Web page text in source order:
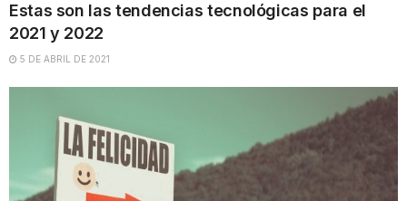
Estas son las tendencias tecnológicas para el
2021 y 2022
5 DE ABRIL DE 2021